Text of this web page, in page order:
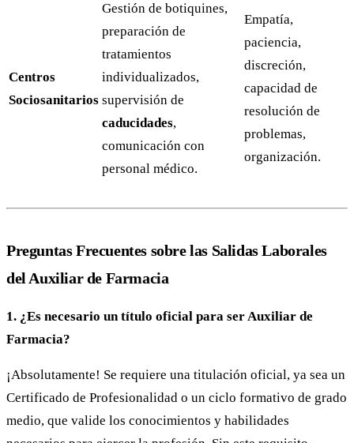
Centros
Sociosanitarios
Gestión de botiquines,
preparación de
tratamientos
individualizados,
supervisión de
caducidades,
comunicación con
personal médico.
Empatía,
paciencia,
discreción,
capacidad de
resolución de
problemas,
organización.
Preguntas Frecuentes sobre las Salidas Laborales
del Auxiliar de Farmacia
1. ¿Es necesario un título oficial para ser Auxiliar de
Farmacia?
¡Absolutamente! Se requiere una titulación oficial, ya sea un
Certificado de Profesionalidad o un ciclo formativo de grado
medio, que valide los conocimientos y habilidades